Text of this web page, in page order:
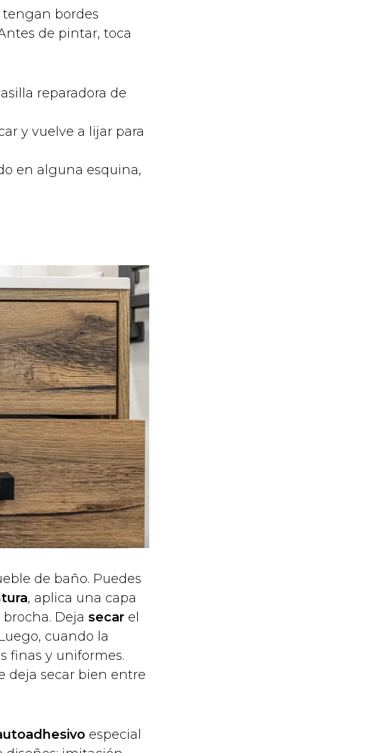
bordes
de pintar, toca
reparadora de
y vuelve a lijar para
en alguna esquina,
de baño. Puedes
, aplica una capa
Deja secar el
cuando la
finas y uniformes.
deja secar bien entre
especial